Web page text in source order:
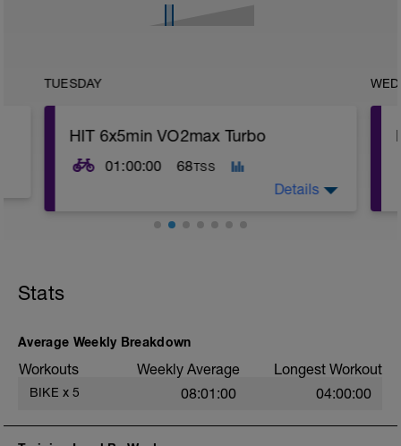
TUESDAY
HIT 6x5min VO2max Turbo
01:00:00 68TSS
Details
Stats
Average Weekly Breakdown
Workouts Weekly Average Longest Workout
BIKE x 5 08:01:00 04:00:00